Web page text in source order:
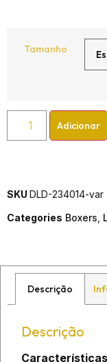
Tamanho
Adicionar
SKU DLD-234014-var
Categories Boxers
Descrição
Descrição
Características